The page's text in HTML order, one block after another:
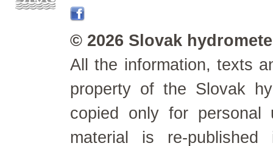
© 2026 Slovak
All the information, texts
property of the Slovak
copied only for personal
material is re-